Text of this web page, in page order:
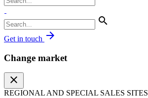
search
Get in touch arrow_forward
Change market
close
REGIONAL AND SPECIAL SALES SITES